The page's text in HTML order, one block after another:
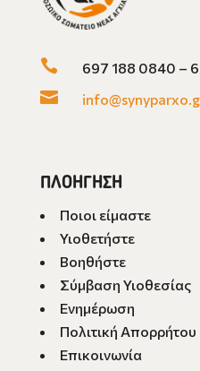
 697 188 0840 –

ΠΛΟΗΓΗΣΗ
Ποιοι είμαστε
Υιοθετήστε
Βοηθήστε
Σύμβαση Υιοθεσίας
Ενημέρωση
Πολιτική Απορρήτου
Επικοινωνία